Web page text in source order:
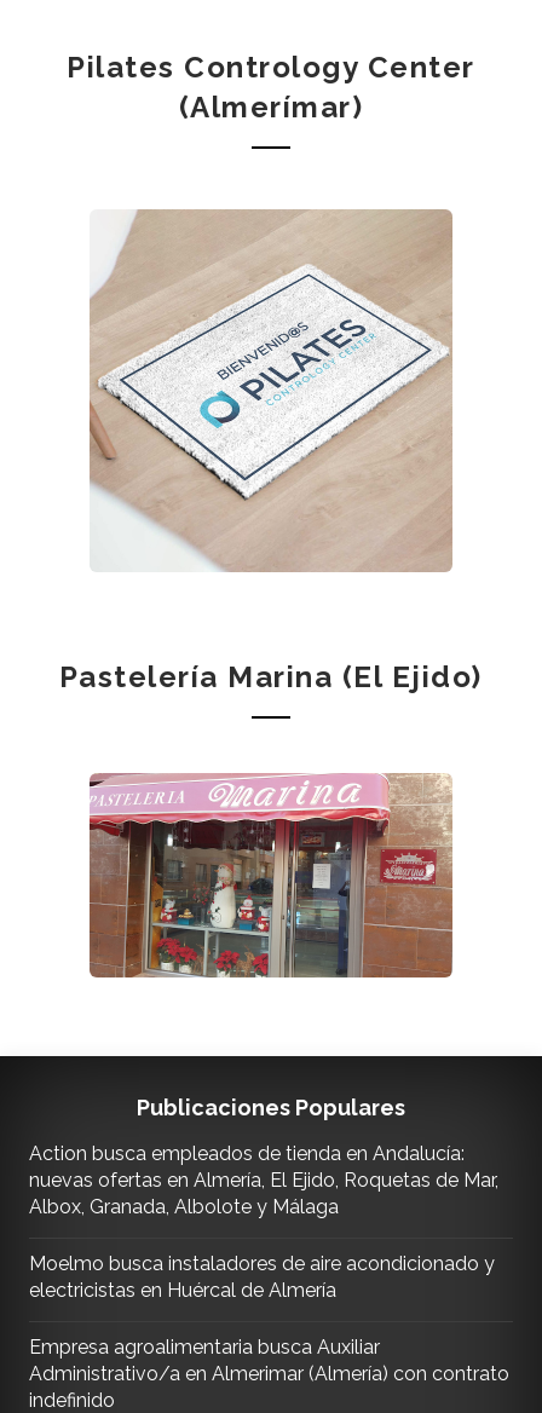
Pilates Contrology Center
(Almerímar)
Pastelería Marina (El Ejido)
Publicaciones Populares
Action busca empleados de tienda en Andalucía:
nuevas ofertas en Almería, El Ejido, Roquetas de Mar,
Albox, Granada, Albolote y Málaga
Moelmo busca instaladores de aire acondicionado y
electricistas en Huércal de Almería
Empresa agroalimentaria busca Auxiliar
Administrativo/a en Almerimar (Almería) con contrato
indefinido